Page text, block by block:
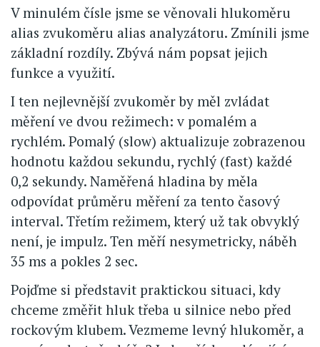
V minulém čísle jsme se věnovali hlukoměru
alias zvukoměru alias analyzátoru. Zmínili jsme
základní rozdíly. Zbývá nám popsat jejich
funkce a využití.
I ten nejlevnější zvukoměr by měl zvládat
měření ve dvou režimech: v pomalém a
rychlém. Pomalý (slow) aktualizuje zobrazenou
hodnotu každou sekundu, rychlý (fast) každé
0,2 sekundy. Naměřená hladina by měla
odpovídat průměru měření za tento časový
interval. Třetím režimem, který už tak obvyklý
není, je impulz. Ten měří nesymetricky, náběh
35 ms a pokles 2 sec.
Pojďme si představit praktickou situaci, kdy
chceme změřit hluk třeba u silnice nebo před
rockovým klubem. Vezmeme levný hlukoměr, a